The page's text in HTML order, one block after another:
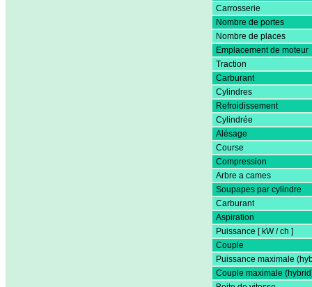
Carrosserie
Nombre de portes
Nombre de places
Emplacement de moteur
Traction
Carburant
Cylindres
Refroidissement
Cylindrée
Alésage
Course
Compression
Arbre a cames
Soupapes par cylindre
Carburant
Aspiration
Puissance [ kW / ch ]
Couple
Puissance maximale
Couple maximale